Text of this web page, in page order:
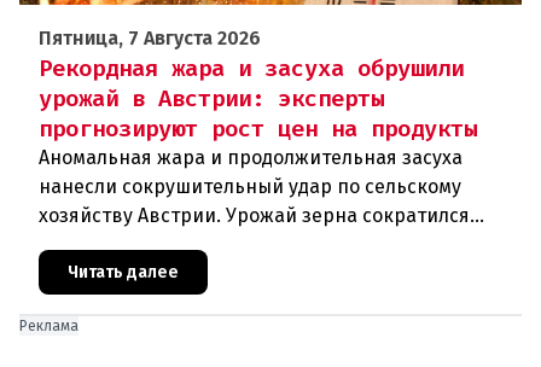
Пятница, 7 Августа 2026
Рекордная жара и засуха обрушили
урожай в Австрии: эксперты
прогнозируют рост цен на продукты
Аномальная жара и продолжительная засуха
нанесли сокрушительный удар по сельскому
хозяйству Австрии. Урожай зерна сократился
потери достигают 80 процентов.
Читать далее
Реклама